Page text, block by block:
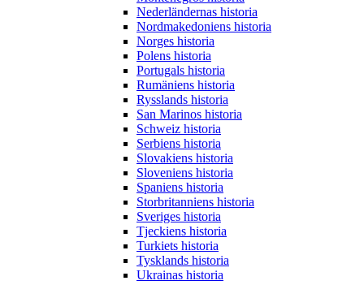
Nederländernas historia
Nordmakedoniens historia
Norges historia
Polens historia
Portugals historia
Rumäniens historia
Rysslands historia
San Marinos historia
Schweiz historia
Serbiens historia
Slovakiens historia
Sloveniens historia
Spaniens historia
Storbritanniens historia
Sveriges historia
Tjeckiens historia
Turkiets historia
Tysklands historia
Ukrainas historia